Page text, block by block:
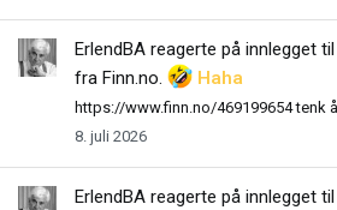
ErlendBA reagerte på innlegget
fra Finn.no. Haha
https://www.finn.no/469199654 tenk
8. juli 2026
ErlendBA reagerte på innlegget til